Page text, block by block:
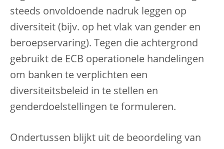
steeds onvoldoende nadruk leggen op
diversiteit (bijv. op het vlak van gender en
beroepservaring). Tegen die achtergrond
gebruikt de ECB operationele handelingen
om banken te verplichten een
diversiteitsbeleid in te stellen en
genderdoelstellingen te formuleren.
Ondertussen blijkt uit de beoordeling van